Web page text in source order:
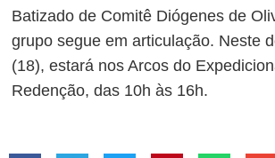
Batizado de Comitê Diógenes de
grupo segue em articulação. Neste
(18), estará nos Arcos do
Redenção, das 10h às 16h.